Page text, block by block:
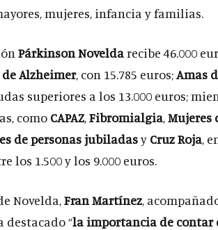
mujeres, infancia y familias.
Párkinson Noveldarecibe 46.000
Alzheimer, con 15.785 euros;Amas
superiores a los 13.000 euros;
como CAPAZ,Fibromialgia,Mujeres
de personas jubiladasy Cruz Roja,
los 1.500 y los 9.000 euros.
Novelda,Fran Martínez,
destacado “la importancia de contar